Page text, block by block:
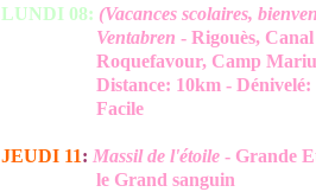
LUNDI 08: (Vacances scolaires,
Ventabren - Rigouès,
Roquefavour, Camp
Distance: 10km - Dénivelé:
Facile
JEUDI 11: Massil de l'étoile - Grande
le Grand sanguin